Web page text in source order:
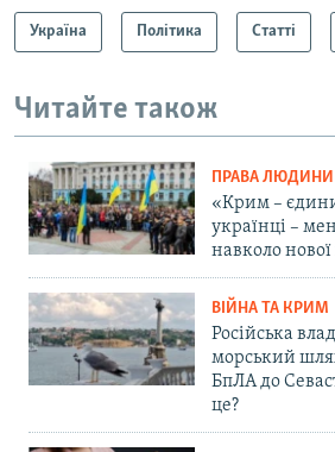
Україна Політика Статті
Читайте також
ПРАВА ЛЮДИНИ
«Крим –
українці –
навколо
ВІЙНА ТА КРИМ
Російська
морський
БпЛА до
це?